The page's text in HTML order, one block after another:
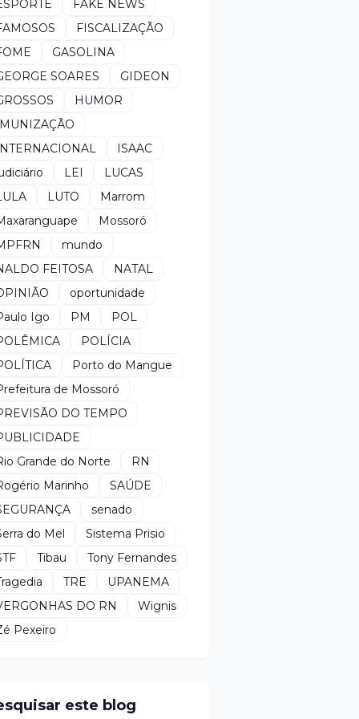
FAKE NEWS
FISCALIZAÇÃO
GASOLINA
SOARES
GIDEON
HUMOR
ISAAC
LEI
LUCAS
LUTO
Marrom
Mossoró
mundo
FEITOSA
NATAL
oportunidade
Igo
PM
POL
POLÍCIA
Porto do Mangue
de Mossoró
DO TEMPO
Grande do Norte
RN
Marinho
SAÚDE
senado
do Mel
Sistema Prisio
Tibau
Tony Fernandes
TRE
UPANEMA
DO RN
Wignis
Pexeiro
este blog